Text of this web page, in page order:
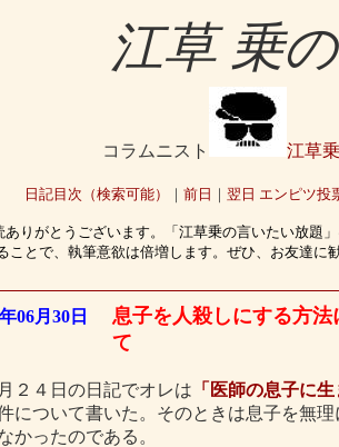
江草 乗
コラムニスト 江草乗
日記目次（検索可能） ｜ 前日 ｜ 翌日 エンピツ投
ありがとうございます。「江草乗の言いたい放題
ことで、執筆意欲は倍増します。ぜひ、お友達
06月30日
息子を人殺しにする方法
て
２４日の日記でオレは 「医師の息子に
について書いた。そのときは息子を無
かったのである。